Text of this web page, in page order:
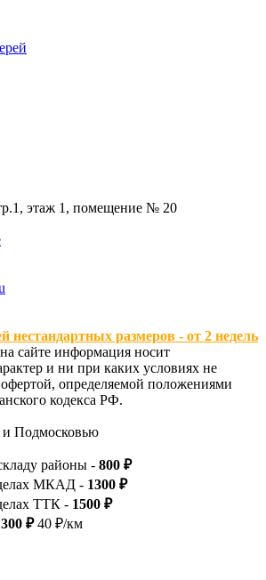
этаж 1, помещение № 20
нестандартных размеров - от 2 недель
сайте информация носит
и ни при каких условиях не
определяемой положениями
кодекса РФ.
и Подмосковью
районы - 800 ₽
МКАД - 1300 ₽
ТТК - 1500 ₽
₽40 ₽/км